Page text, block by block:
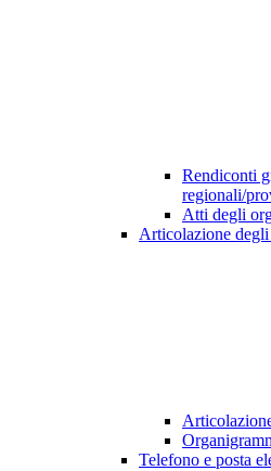
Rendiconti
regionali/
Atti degli
Articolazione
Telefono e posta